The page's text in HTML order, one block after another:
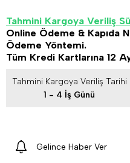
Tahmini Kargoya Veriliş
Online Ödeme & Kapıda
Ödeme Yöntemi.
Tüm Kredi Kartlarına 12
Tahmini Kargoya Veriliş Tarihi
1 - 4 İş Günü
Gelince Haber Ver